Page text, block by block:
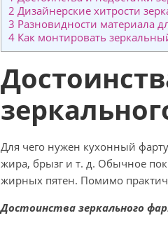
2 Дизайнерские хитрости
3 Разновидности материала
4 Как монтировать
Для чего нужен кухонный
жира, брызг и т. д. Обычное
жирных пятен. Помимо
Достоинства зеркального